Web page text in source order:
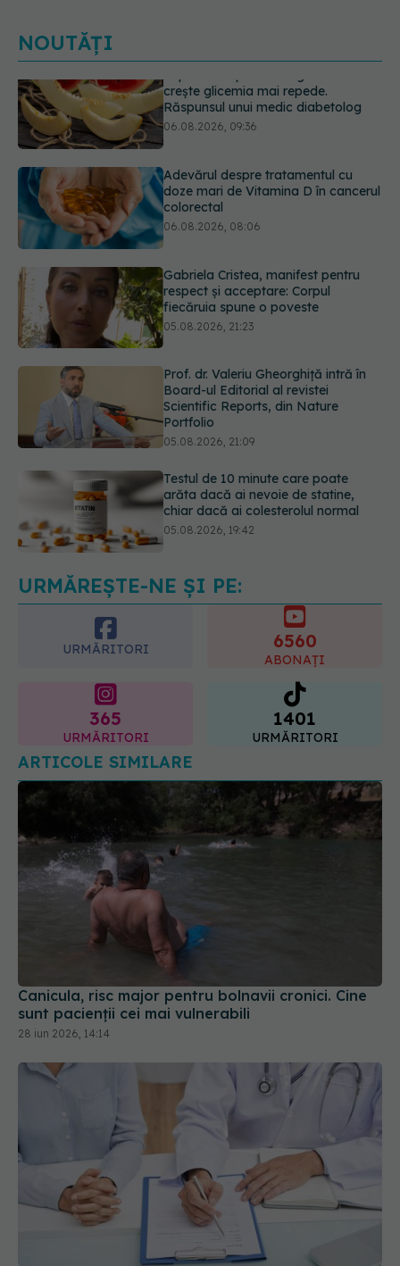
NOUTĂȚI
Adevărul despre tratamentul cu
doze mari de Vitamina D în cancerul
Gabriela Cristea, manifest pentru
respect și acceptare: Corpul
fiecăruia spune o poveste
Prof. dr. Valeriu Gheorghiță intră în
Board-ul Editorial al revistei
Scientific Reports, din Nature
05.08.2026, 21:09
Testul de 10 minute care poate
arăta dacă ai nevoie de statine,
chiar dacă ai colesterolul normal
Pepenele roșu sau cel galben: care
crește glicemia mai repede.
URMĂREȘTE-NE ȘI PE:
URMĂRITORI 6560
ABONAȚI
365
URMĂRITORI
1401
URMĂRITORI
ARTICOLE SIMILARE
Canicula, risc major pentru bolnavii cronici. Cine
sunt pacienții cei mai vulnerabili
28 iun 2026, 14:14